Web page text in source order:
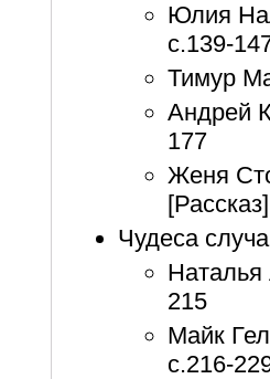
Юлия
с.139-
Тимур
Андрей
177
Женя
Чудеса
Наталья
215
Майк
с.216-